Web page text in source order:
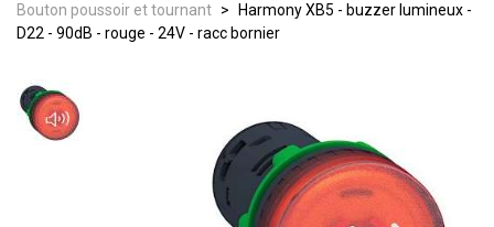
Bouton poussoir et tournant >
Harmony XB5 - buzzer lumineux -
D22 - 90dB - rouge - 24V - racc bornier